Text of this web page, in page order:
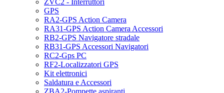
ZVC2 - Interruttori
GPS
RA2-GPS Action Camera
RA31-GPS Action Camera Accessori
RB2-GPS Navigatore stradale
RB31-GPS Accessori Navigatori
RC2-Gps PC
RF2-Localizzatori GPS
Kit elettronici
Saldatura e Accessori
ZBA2-Pompette aspiranti